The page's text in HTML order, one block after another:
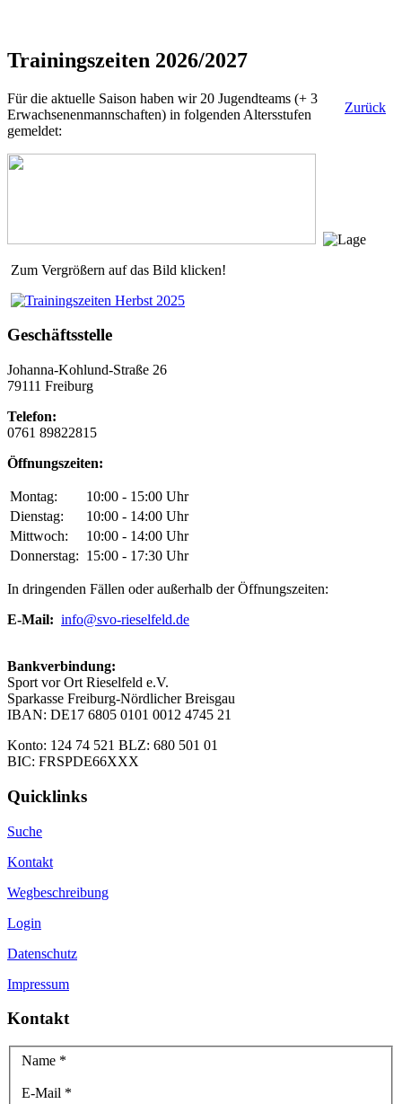
Trainingszeiten 2026/2027
Zurück
Für die aktuelle Saison haben wir 20 Jugendteams (+ 3
Erwachsenenmannschaften) in folgenden Altersstufen
gemeldet:
Zum Vergrößern auf das Bild klicken!
Geschäftsstelle
Johanna-Kohlund-Straße 26
79111 Freiburg
Telefon:
0761 89822815
Öffnungszeiten:
Montag:
10:00 - 15:00 Uhr
Dienstag:
10:00 - 14:00 Uhr
Mittwoch:
10:00 - 14:00 Uhr
Donnerstag: 15:00 - 17:30 Uhr
In dringenden Fällen oder außerhalb der Öffnungszeiten:
E-Mail: info@svo-rieselfeld.de
Bankverbindung:
Sport vor Ort Rieselfeld e.V.
Sparkasse Freiburg-Nördlicher Breisgau
IBAN: DE17 6805 0101 0012 4745 21
Konto: 124 74 521 BLZ: 680 501 01
BIC: FRSPDE66XXX
Quicklinks
Suche
Kontakt
Wegbeschreibung
Login
Datenschutz
Impressum
Kontakt
Name *
E-Mail *